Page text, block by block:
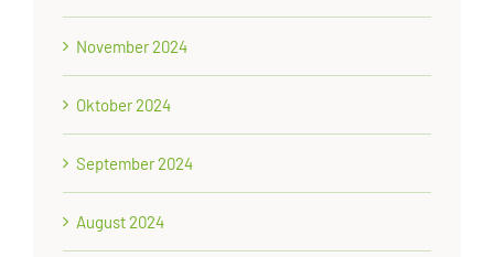
November 2024
Oktober 2024
September 2024
August 2024